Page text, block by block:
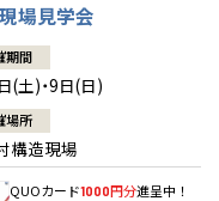
場見学会
期間
(土)・9日(日)
場所
構造現場
QUOカード1000円分進呈中！